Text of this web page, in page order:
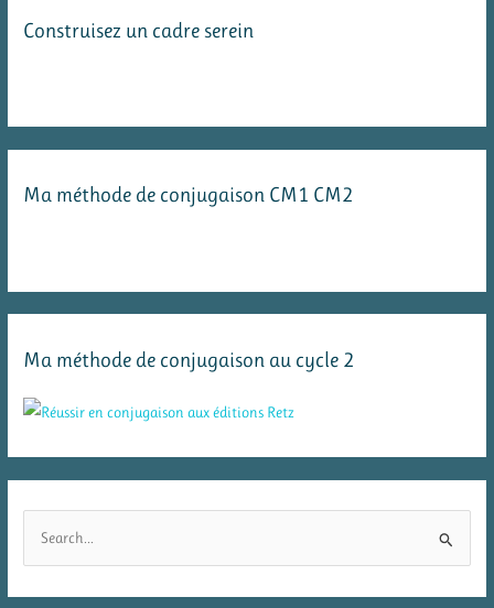
Construisez un cadre serein
Ma méthode de conjugaison CM1 CM2
Ma méthode de conjugaison au cycle 2